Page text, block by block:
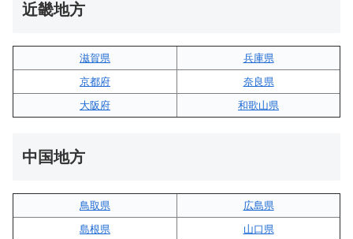
近畿地方
滋賀県
兵庫県
京都府
奈良県
大阪府
和歌山県
中国地方
鳥取県
広島県
島根県
山口県